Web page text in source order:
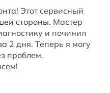
Этот сервисный
стороны. Мастер
и починил
2 дня. Теперь я могу
проблем.